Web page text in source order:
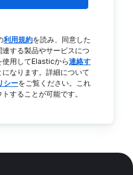
利用規約を読み、同意した
する製品やサービスにつ
使用してElasticから連絡す
なります。詳細について
シーをご覧ください。これ
することが可能です。